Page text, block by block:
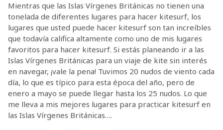
Mientras que las Islas Vírgenes Británicas no tienen una
tonelada de diferentes lugares para hacer kitesurf, los
lugares que usted puede hacer kitesurf son tan increíbles
que todavía califica altamente como uno de mis lugares
favoritos para hacer kitesurf. Si estás planeando ir a las
Islas Vírgenes Británicas para un viaje de kite sin interés
en navegar, ¡vale la pena! Tuvimos 20 nudos de viento cada
día, lo que es típico para esta época del año, pero de
enero a mayo se puede llegar hasta los 25 nudos. Lo que
me lleva a mis mejores lugares para practicar kitesurf en
las Islas Vírgenes Británicas….